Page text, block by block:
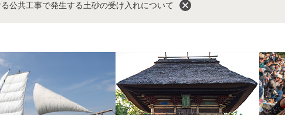
公共工事で発生する土砂の受け入れについて